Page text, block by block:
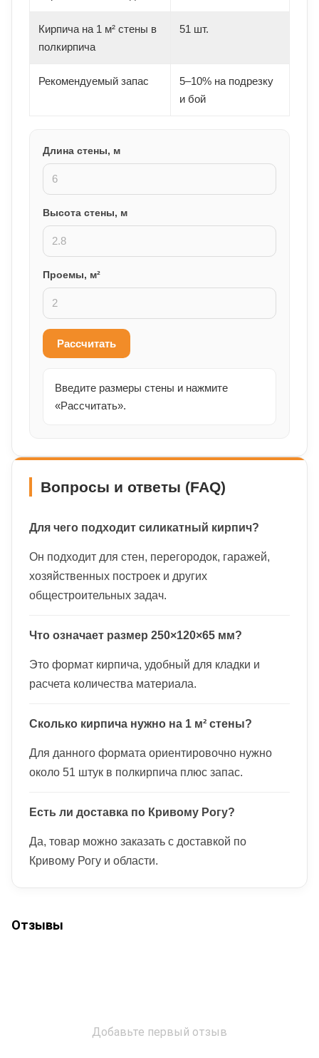
Кирпича на 1 м² стены в
полкирпича
51 шт.
Рекомендуемый запас
5–10% на подрезку
и бой
Длина стены, м
Высота стены, м
Проемы, м²
Рассчитать
Введите размеры стены и нажмите
«Рассчитать».
Вопросы и ответы (FAQ)
Для чего подходит силикатный кирпич?
Он подходит для стен, перегородок, гаражей,
хозяйственных построек и других
общестроительных задач.
Что означает размер 250×120×65 мм?
Это формат кирпича, удобный для кладки и
расчета количества материала.
Сколько кирпича нужно на 1 м² стены?
Для данного формата ориентировочно нужно
около 51 штук в полкирпича плюс запас.
Есть ли доставка по Кривому Рогу?
Да, товар можно заказать с доставкой по
Кривому Рогу и области.
Отзывы
Добавьте первый отзыв